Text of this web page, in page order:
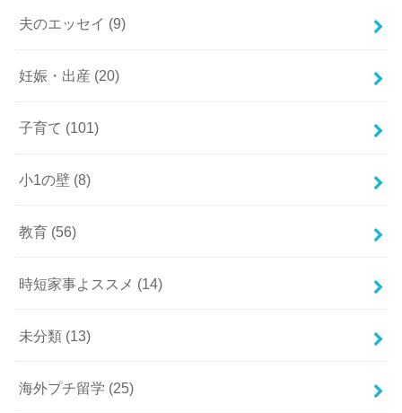
夫のエッセイ (9)
妊娠・出産 (20)
子育て (101)
小1の壁 (8)
教育 (56)
時短家事よススメ (14)
未分類 (13)
海外プチ留学 (25)